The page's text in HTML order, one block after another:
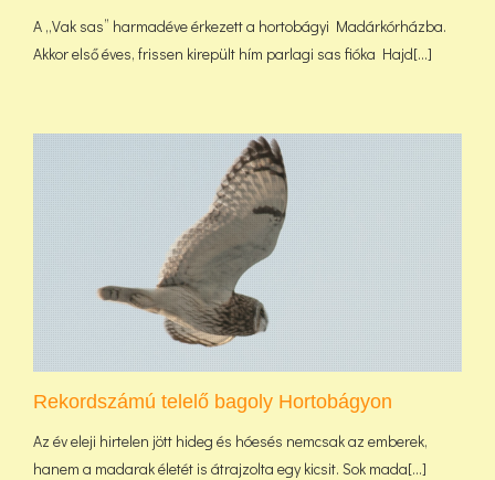
A „Vak sas” harmadéve érkezett a hortobágyi Madárkórházba.
Akkor első éves, frissen kirepült hím parlagi sas fióka Hajd[...]
Rekordszámú telelő bagoly Hortobágyon
Az év eleji hirtelen jött hideg és hóesés nemcsak az emberek,
hanem a madarak életét is átrajzolta egy kicsit. Sok mada[...]